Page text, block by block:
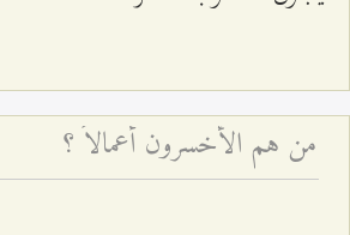
من هم الأخسرون أعمالاً ؟